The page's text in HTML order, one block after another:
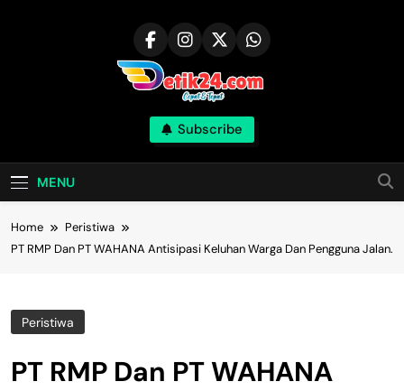
Subscribe
MENU
Home
Peristiwa
PT RMP Dan PT WAHANA Antisipasi Keluhan Warga Dan Pengguna Jalan.
Peristiwa
PT RMP Dan PT WAHANA